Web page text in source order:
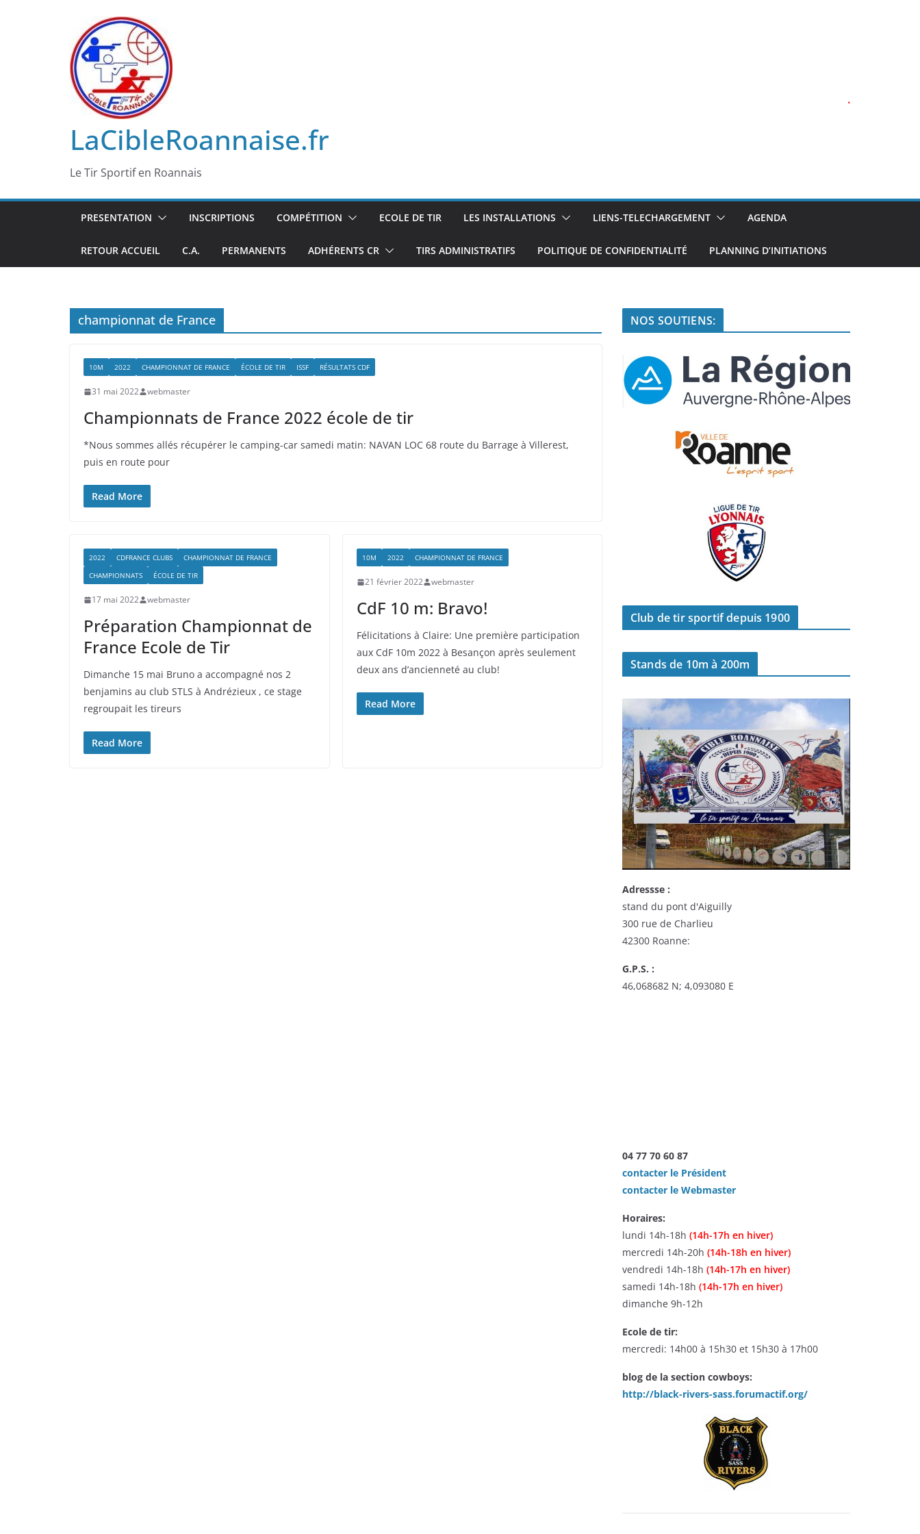
LaCibleRoannaise.fr
Le Tir Sportif en Roannais
.
PRESENTATION INSCRIPTIONS COMPÉTITION ECOLE DE TIR LES INSTALLATIONS LIENS-TELECHARGEMENT AGENDA
RETOUR ACCUEIL C.A. PERMANENTS ADHÉRENTS CR TIRS ADMINISTRATIFS POLITIQUE DE CONFIDENTIALITÉ PLANNING D’INITIATIONS
championnat de France
10M 2022 CHAMPIONNAT DE FRANCE ÉCOLE DE TIR ISSF RÉSULTATS CDF
31 mai 2022 webmaster
Championnats de France 2022 école de tir
*Nous sommes allés récupérer le camping-car samedi matin: NAVAN LOC 68 route du Barrage à Villerest,
puis en route pour
Read More
2022 CDFRANCE CLUBS
CHAMPIONNAT DE FRANCE
CHAMPIONNATS
ÉCOLE DE TIR
17 mai 2022 webmaster
Préparation Championnat de
France Ecole de Tir
Dimanche 15 mai Bruno a accompagné nos 2
benjamins au club STLS à Andrézieux , ce stage
regroupait les tireurs
Read More
10M 2022 CHAMPIONNAT DE FRANCE
21 février 2022 webmaster
CdF 10 m: Bravo!
Félicitations à Claire: Une première participation
aux CdF 10m 2022 à Besançon après seulement
deux ans d’ancienneté au club!
Read More
NOS SOUTIENS:
Club de tir sportif depuis 1900
Stands de 10m à 200m
Adressse :
stand du pont d'Aiguilly
300 rue de Charlieu
42300 Roanne:
G.P.S. :
46,068682 N; 4,093080 E
04 77 70 60 87
contacter le Président
contacter le Webmaster
Horaires:
lundi 14h-18h (14h-17h en hiver)
mercredi 14h-20h (14h-18h en hiver)
vendredi 14h-18h (14h-17h en hiver)
samedi 14h-18h (14h-17h en hiver)
dimanche 9h-12h
Ecole de tir:
mercredi: 14h00 à 15h30 et 15h30 à 17h00
blog de la section cowboys:
http://black-rivers-sass.forumactif.org/